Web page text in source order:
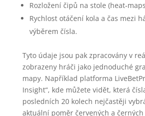
Rozložení čipů na stole
Rychlost otáčení kola a čas mezi
výběrem čísla.
Tyto údaje jsou pak zpracovány v
zobrazeny hráči jako jednoduché
mapy. Například platforma
Insight“, kde můžete vidět, která
posledních 20 kolech nejčastěji
aktuální poměr červených a černých